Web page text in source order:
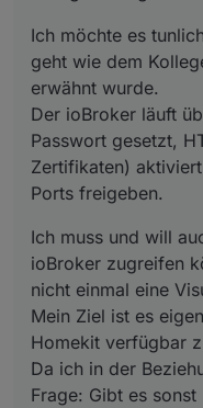
Ich möchte es
geht wie dem
erwähnt wurde.
Der ioBroker läuft
Passwort gesetzt,
Zertifikaten)
Ports freigeben.
Ich muss und will
ioBroker zugreifen
nicht einmal eine
Mein Ziel ist es
Homekit verfügbar
Da ich in der
Frage: Gibt es